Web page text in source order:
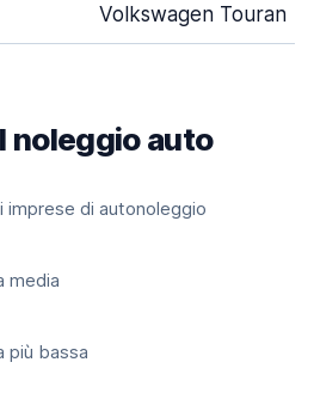
Volkswagen Touran
noleggio auto
imprese di autonoleggio
media
più bassa